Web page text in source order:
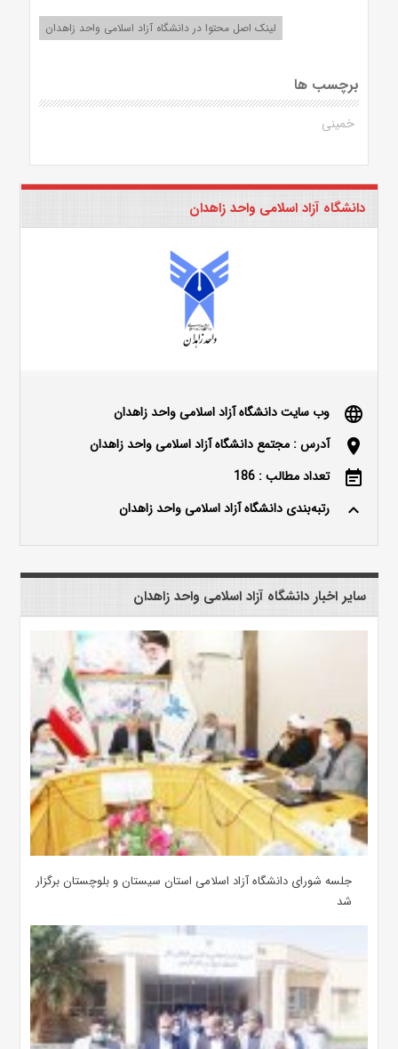
لینک اصل محتوا در دانشگاه آزاد اسلامی واحد زاهدان
برچسب ها
خمینی
دانشگاه آزاد اسلامی واحد زاهدان
language وب سایت دانشگاه آزاد اسلامی واحد زاهدان
location_on آدرس : مجتمع دانشگاه آزاد اسلامی واحد زاهدان
event_note تعداد مطالب : 186
keyboard_arrow_up رتبه‌بندی دانشگاه آزاد اسلامی واحد زاهدان
سایر اخبار دانشگاه آزاد اسلامی واحد زاهدان
جلسه شورای دانشگاه آزاد اسلامی استان سیستان و بلوچستان برگزار
شد